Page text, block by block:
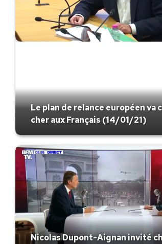
Le plan de relance européen va
cher aux Français (14/01/21)
Nicolas Dupont-Aignan invité